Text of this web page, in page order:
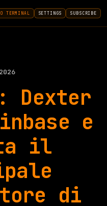
TERMINAL SETTINGS SUBSCRIBE
Dexter
e
il
di